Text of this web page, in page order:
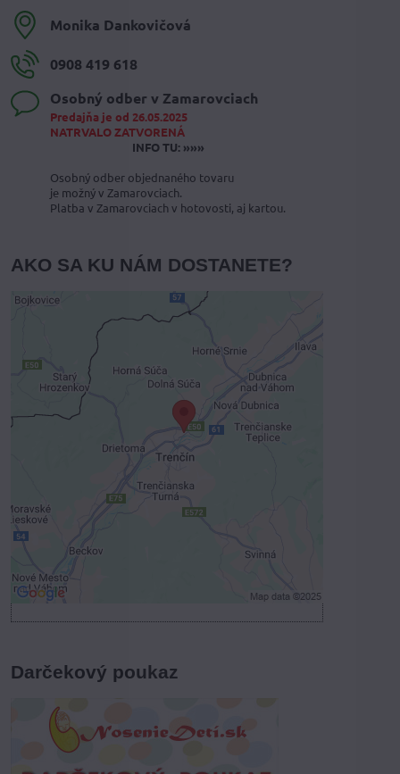
Monika Dankovičová
0908 419 618
Osobný odber v Zamarovciach
Predajňa je od 26.05.2025
NATRVALO ZATVORENÁ
INFO TU: »»»
Osobný odber objednaného tovaru
je možný v Zamarovciach.
Platba v Zamarovciach v hotovosti, aj kartou.
AKO SA KU NÁM DOSTANETE?
Externý obsah je blokovaný
Voľbami súkromia
Prajete si načítať externý obsah?
Povoliť tentokrát
Povoliť a zapamätať - súhlas s druhom
cookie: Funkčné
Darčekový poukaz